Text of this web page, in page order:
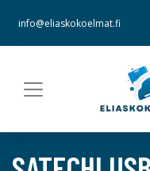
info@eliaskokoelmat.fi